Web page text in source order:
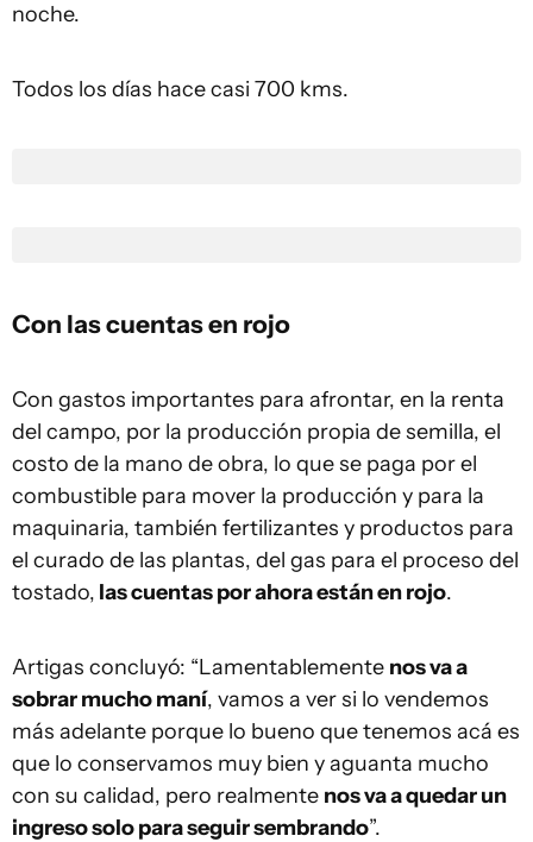
noche.
Todos los días hace casi 700 kms.
Con las cuentas en rojo
Con gastos importantes para afrontar, en la renta
del campo, por la producción propia de semilla, el
costo de la mano de obra, lo que se paga por el
combustible para mover la producción y para la
maquinaria, también fertilizantes y productos para
el curado de las plantas, del gas para el proceso del
tostado, las cuentas por ahora están en rojo.
Artigas concluyó: “Lamentablemente nos va a
sobrar mucho maní, vamos a ver si lo vendemos
más adelante porque lo bueno que tenemos acá es
que lo conservamos muy bien y aguanta mucho
con su calidad, pero realmente nos va a quedar un
ingreso solo para seguir sembrando”.